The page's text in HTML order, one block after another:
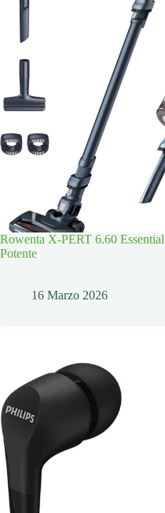
Rowenta X-PERT 6.60
Potente
16 Marzo 2026